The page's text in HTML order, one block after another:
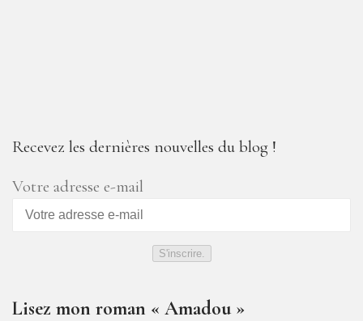
Recevez les dernières nouvelles du blog !
Votre adresse e-mail
S'inscrire.
Lisez mon roman « Amadou »